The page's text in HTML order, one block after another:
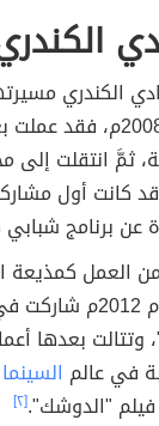
الكندري
البرامج في عام
ثمَّ انتقلت
كانت أول
عن برنامج
العمل كمذيعة
، ففي عام
بعدها
في عالم السينما
[٢]